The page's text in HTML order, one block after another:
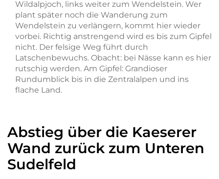
Wildalpjoch, links weiter zum Wendelstein. Wer
plant später noch die Wanderung zum
Wendelstein zu verlängern, kommt hier wieder
vorbei. Richtig anstrengend wird es bis zum Gipfel
nicht. Der felsige Weg führt durch
Latschenbewuchs. Obacht: bei Nässe kann es hier
rutschig werden. Am Gipfel: Grandioser
Rundumblick bis in die Zentralalpen und ins
flache Land.
Abstieg über die Kaeserer
Wand zurück zum Unteren
Sudelfeld